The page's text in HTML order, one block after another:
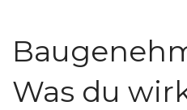
Was du